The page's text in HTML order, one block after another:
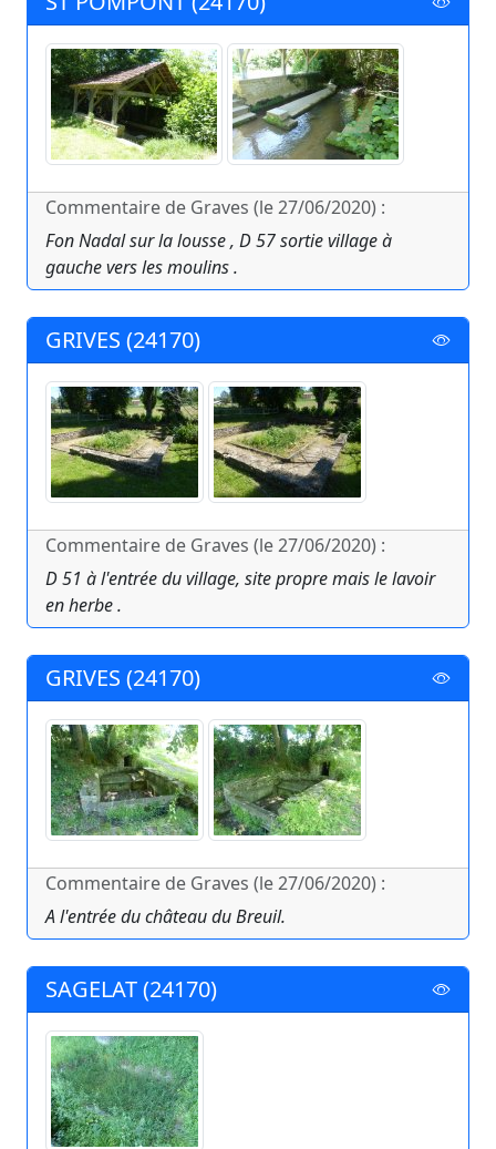
Commentaire de Graves (le 27/06/2020) :
Fon Nadal sur la lousse , D 57 sortie village à
gauche vers les moulins .
GRIVES (24170)
Commentaire de Graves (le 27/06/2020) :
D 51 à l'entrée du village, site propre mais le lavoir
en herbe .
GRIVES (24170)
Commentaire de Graves (le 27/06/2020) :
A l'entrée du château du Breuil.
SAGELAT (24170)